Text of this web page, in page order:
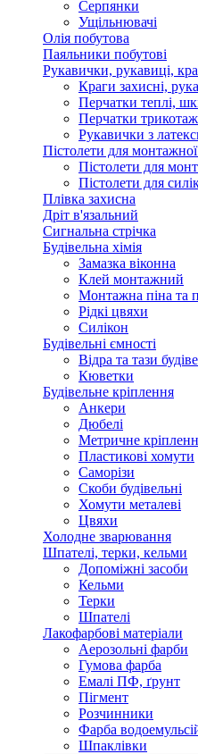
Серпянки
Ущільнювачі
Олія побутова
Паяльники побутові
Рукавички, рукавиці,
Краги захисні,
Перчатки теплі,
Перчатки
Рукавички з
Пістолети для монтажної
Пістолети для
Пістолети для
Плівка захисна
Дріт в'язальний
Сигнальна стрічка
Будівельна хімія
Замазка віконна
Клей монтажний
Монтажна піна та
Рідкі цвяхи
Силікон
Будівельні ємності
Відра та тази
Кюветки
Будівельне кріплення
Анкери
Дюбелі
Метричне
Пластикові хомути
Саморізи
Скоби будівельні
Хомути металеві
Цвяхи
Холодне зварювання
Шпателі, терки, кельми
Допоміжні засоби
Кельми
Терки
Шпателі
Лакофарбові матеріали
Аерозольні фарби
Гумова фарба
Емалі ПФ, ґрунт
Пігмент
Розчинники
Фарба
Шпаклівки